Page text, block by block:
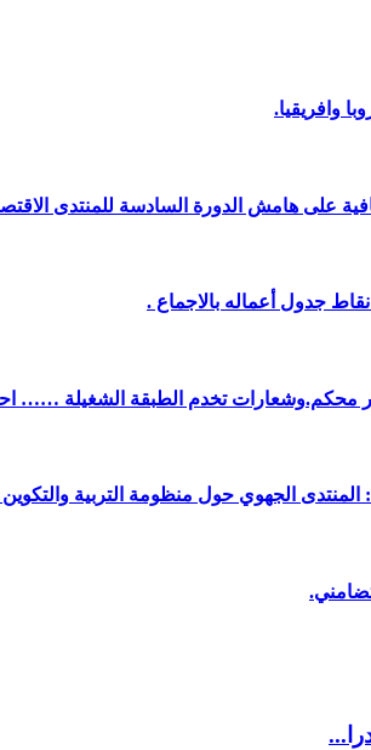
وافريقيا.
على هامش الدورة السادسة للمنتدى
جدول أعماله بالاجماع .
محكم.وشعارات تخدم الطبقة الشغيلة ……
المنتدى الجهوي حول منظومة التربية